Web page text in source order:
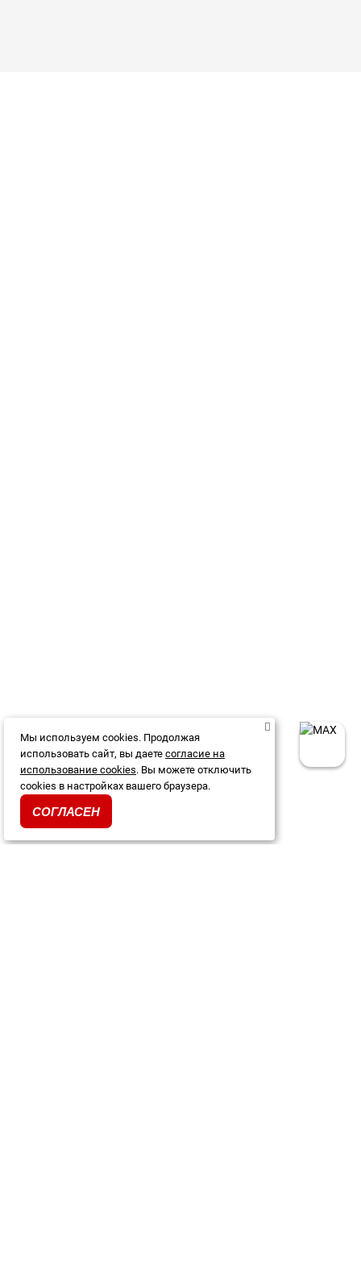
Мы используем cookies. Продолжая
использовать сайт, вы даете согласие на
использование cookies. Вы можете отключить
cookies в настройках вашего браузера.
СОГЛАСЕН